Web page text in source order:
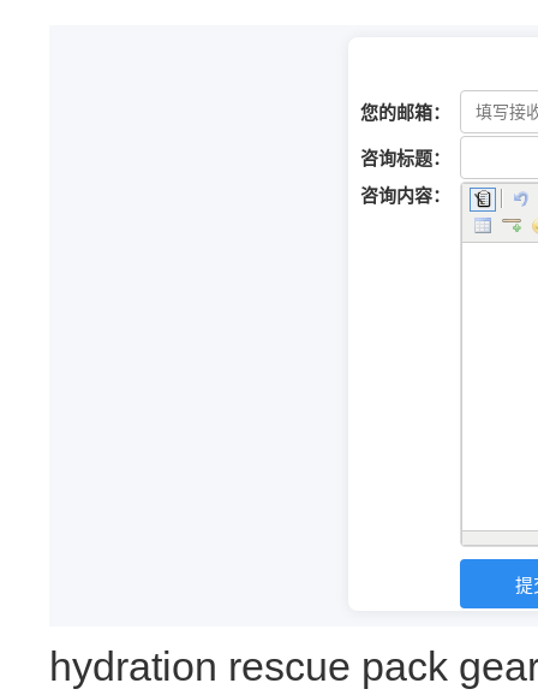
hydration rescue pack